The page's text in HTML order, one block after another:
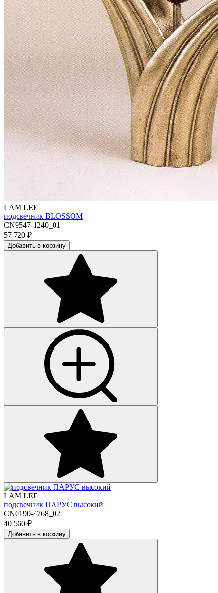
LAM LEE
подсвечник BLOSSOM
CN9547-1240_01
57 720 ₽
Добавить в корзину
LAM LEE
подсвечник ПАРУС высокий
CN0190-4768_02
40 560 ₽
Добавить в корзину